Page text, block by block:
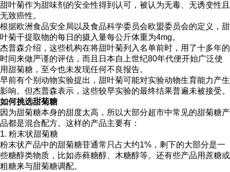
甜叶菊作为甜味剂的安全性得到认可，被认为无毒、无诱变性且
无致癌性。
根据欧洲食品安全局以及食品科学委员会欧盟委员会的定义，甜
叶菊干提取物的每日的摄入量每公斤体重为4mg。
杰普森介绍，这些机构在将甜叶菊列入名单前时，用了十多年的
时间来做严谨的评估，而且日本自上世纪80年代便开始广泛使
用甜菊糖，至今也未发现任何不良报告。
早前有个别动物实验提出，甜叶菊可能对实验动物生育能力产生
影响。但杰普森表示，这些较早实验的最终结果普遍未被接受。
如何挑选甜菊糖
因为甜菊糖本身的甜度太高，所以大部分超市中常见的甜菊糖产
品都是混合配方。这样的产品主要有：
1. 粉末状甜菊糖
粉末状产品中的甜菊糖苷通常只占大约1%，剩下的大部分是一
些糖醇类物质，比如赤藓糖醇、木糖醇等。还有些产品用蔗糖或
粗糖来与甜菊糖调配。